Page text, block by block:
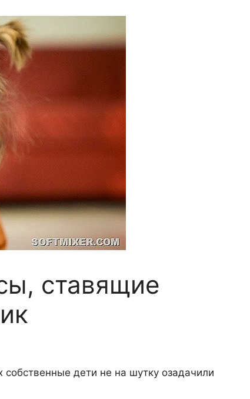
ставящие
дети не на шутку озадачили